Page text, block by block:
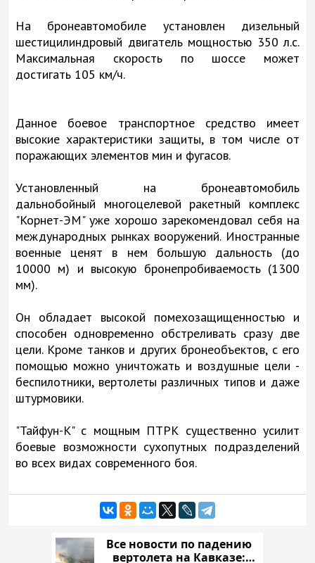
На бронеавтомобиле установлен дизельный
шестицилиндровый двигатель мощностью 350 л.с.
Максимальная скорость по шоссе может
достигать 105 км/ч.
Данное боевое транспортное средство имеет
высокие характеристики защиты, в том числе от
поражающих элементов мин и фугасов.
Установленный на бронеавтомобиль
дальнобойный многоцелевой ракетный комплекс
"Корнет-ЭМ" уже хорошо зарекомендовал себя на
международных рынках вооружений. Иностранные
военные ценят в нем большую дальность (до
10000 м) и высокую бронепробиваемость (1300
мм).
Он обладает высокой помехозащищенностью и
способен одновременно обстреливать сразу две
цели. Кроме танков и других бронеобъектов, с его
помощью можно уничтожать и воздушные цели -
беспилотники, вертолеты различных типов и даже
штурмовики.
"Тайфун-К" с мощным ПТРК существенно усилит
боевые возможности сухопутных подразделений
во всех видах современного боя.
Все новости по падению
вертолета на Кавказе: